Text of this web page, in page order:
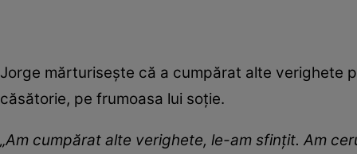
Jorge mărturisește că a cumpărat alte verighete
căsătorie, pe frumoasa lui soție.
„Am cumpărat alte verighete, le-am sfințit. Am